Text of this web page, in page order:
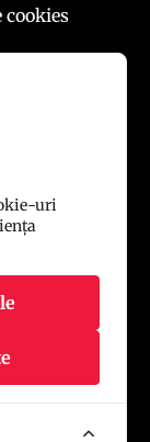
cookies
SOCIÉTÉ
uri